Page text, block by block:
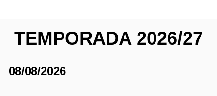
TEMPORADA 2026/27
08/08/2026